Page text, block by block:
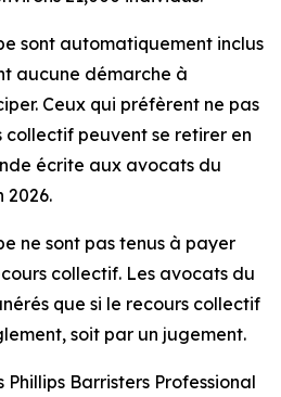
sont automatiquement inclus
aucune démarche à
Ceux qui préfèrent ne pas
peuvent se retirer en
écrite aux avocats du
2026.
ne sont pas tenus à payer
collectif. Les avocats du
que si le recours collectif
soit par un jugement.
Barristers Professional